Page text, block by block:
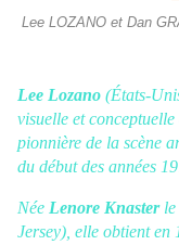
Lee LOZANO et Dan
Lee Lozano (États-
visuelle et
pionnière de la scène
du début des années
Née Lenore Knasterle
Jersey), elle obtient